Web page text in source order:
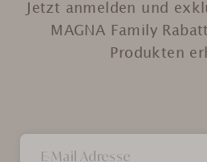
Jetzt anmelden und
MAGNA Family
Produkten